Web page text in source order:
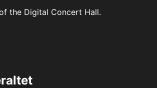
the Digital Concert Hall.